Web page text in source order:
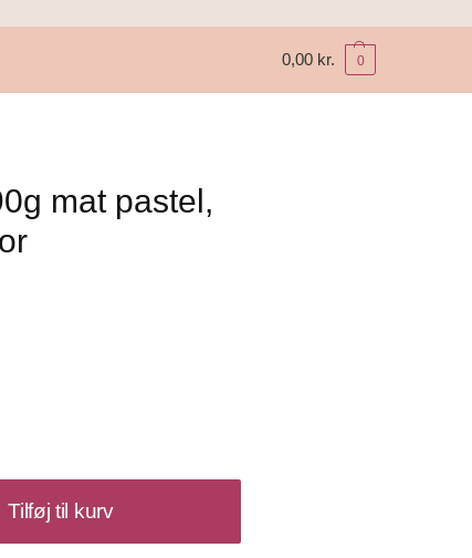
0,00 kr. 0
mat pastel,
Tilføj til kurv